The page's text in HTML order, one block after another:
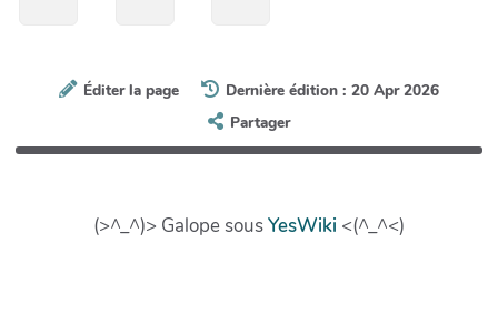
Éditer la page
Dernière édition : 20 Apr 2026
Partager
(>^_^)> Galope sousYesWiki <(^_^<)